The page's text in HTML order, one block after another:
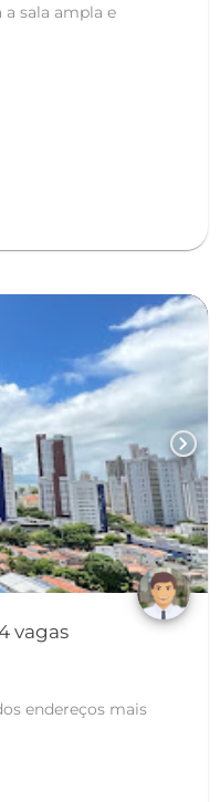
sala ampla e
chevron_right
vagas
endereços mais